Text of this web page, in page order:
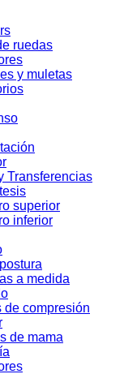
ruedas
y muletas
Transferencias
superior
inferior
a medida
de compresión
de mama